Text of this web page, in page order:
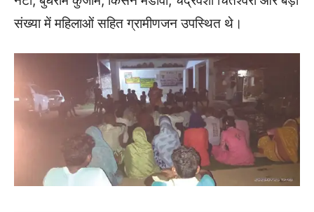
संख्या में महिलाओं सहित ग्रामीणजन उपस्थित थे।